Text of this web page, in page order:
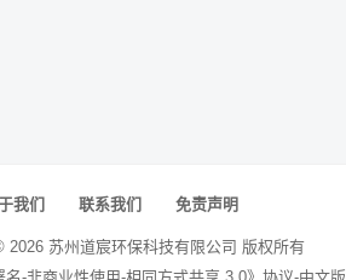
我们 联系我们 免责声明
2026 苏州道宸环保科技有限公司 版权所有